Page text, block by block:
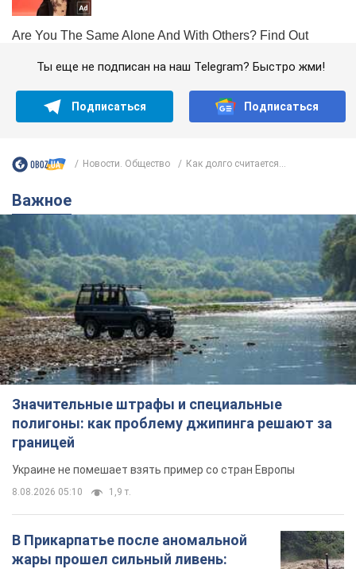
Ты еще не подписан на наш Telegram? Быстро жми!
Подписаться Подписаться
Новости. Общество Как долго считается...
Важное
Значительные штрафы и специальные
полигоны: как проблему джипинга решают за
границей
Украине не помешает взять пример со стран Европы
8.08.2026 05:10 1,9 т.
В Прикарпатье после аномальной
жары прошел сильный ливень: